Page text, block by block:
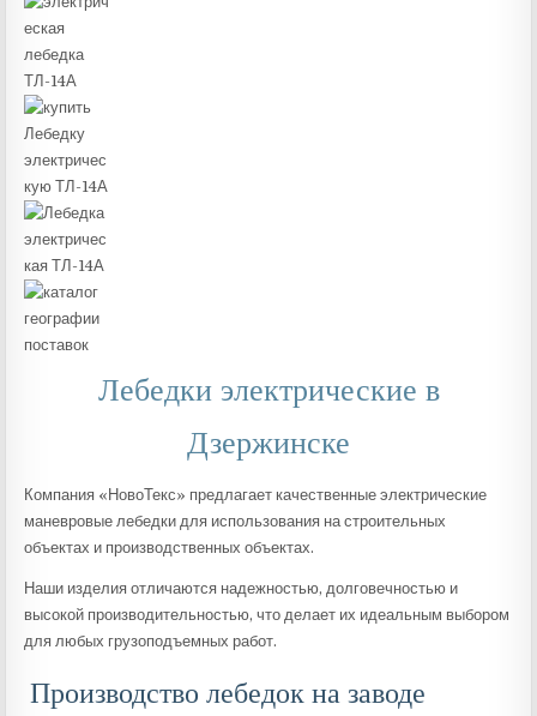
Лебедки электрические в
Дзержинске
Компания «НовоТекс» предлагает качественные электрические
маневровые лебедки для использования на строительных
объектах и производственных объектах.
Наши изделия отличаются надежностью, долговечностью и
высокой производительностью, что делает их идеальным выбором
для любых грузоподъемных работ.
Производство лебедок на заводе